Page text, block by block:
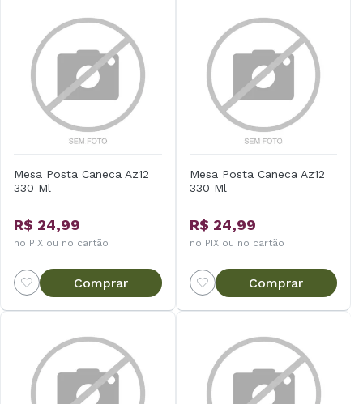
Mesa Posta Caneca Az12
330 Ml
R$ 24,99
no PIX ou no cartão
Comprar
Mesa Posta Caneca Az12
330 Ml
R$ 24,99
no PIX ou no cartão
Comprar